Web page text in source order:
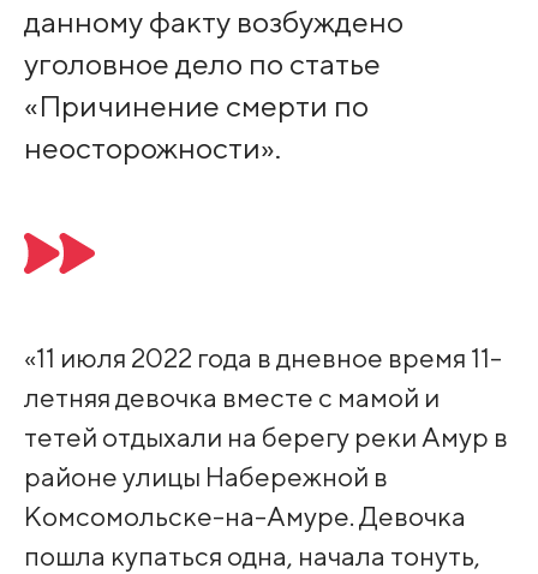
данному факту возбуждено
уголовное дело по статье
«Причинение смерти по
неосторожности».
«11 июля 2022 года в дневное время 11-
летняя девочка вместе с мамой и
тетей отдыхали на берегу реки Амур в
районе улицы Набережной в
Комсомольске-на-Амуре. Девочка
пошла купаться одна, начала тонуть,